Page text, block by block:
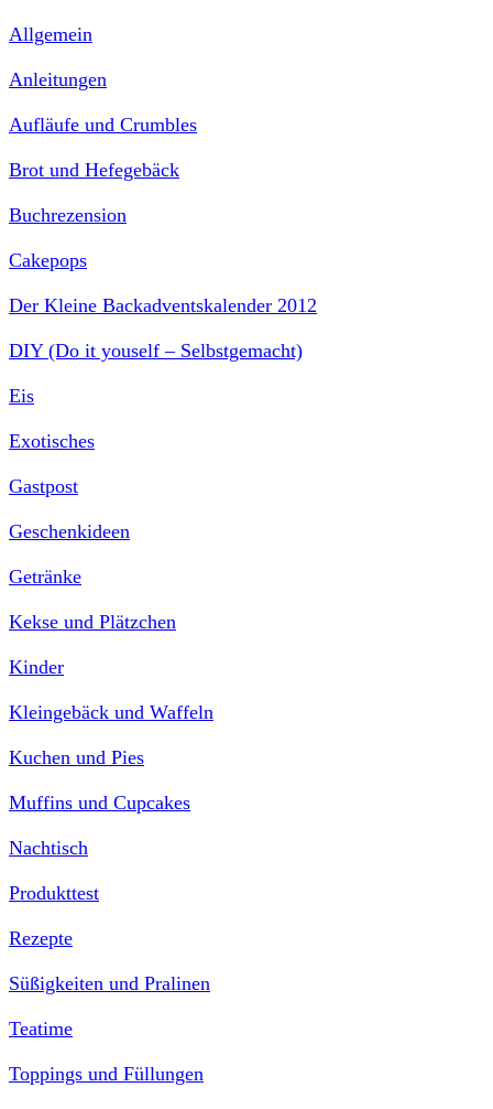
Allgemein
Anleitungen
Aufläufe und Crumbles
Brot und Hefegebäck
Buchrezension
Cakepops
Der Kleine Backadventskalender 2012
DIY (Do it youself – Selbstgemacht)
Eis
Exotisches
Gastpost
Geschenkideen
Getränke
Kekse und Plätzchen
Kinder
Kleingebäck und Waffeln
Kuchen und Pies
Muffins und Cupcakes
Nachtisch
Produkttest
Rezepte
Süßigkeiten und Pralinen
Teatime
Toppings und Füllungen